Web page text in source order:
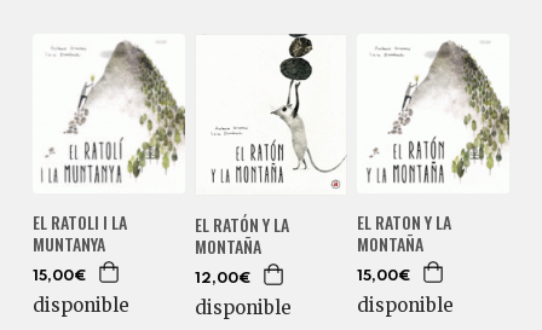
EL RATOLI I LA
MUNTANYA
15,00€
disponible
EL RATÓN Y LA
MONTAÑA
12,00€
disponible
EL RATON Y LA
MONTAÑA
15,00€
disponible